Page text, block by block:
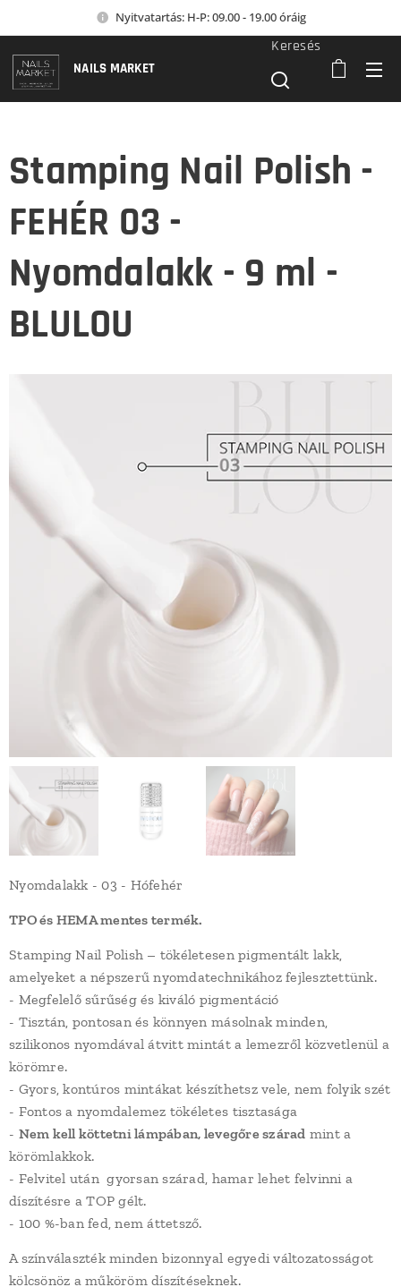
Nyitvatartás: H-P: 09.00 - 19.00 óráig
NAILS MARKET
Keresés
Stamping Nail Polish -
FEHÉR 03 -
Nyomdalakk - 9 ml -
BLULOU
Nyomdalakk - 03 - Hófehér
TPO és HEMA mentes termék.
Stamping Nail Polish – tökéletesen pigmentált lakk,
amelyeket a népszerű nyomdatechnikához fejlesztettünk.
- Megfelelő sűrűség és kiváló pigmentáció
- Tisztán, pontosan és könnyen másolnak minden,
szilikonos nyomdával átvitt mintát a lemezről közvetlenül a
körömre.
- Gyors, kontúros mintákat készíthetsz vele, nem folyik szét
- Fontos a nyomdalemez tökéletes tisztasága
- Nem kell köttetni lámpában, levegőre szárad mint a
körömlakkok.
- Felvitel után gyorsan szárad, hamar lehet felvinni a
díszítésre a TOP gélt.
- 100 %-ban fed, nem áttetsző.
A színválaszték minden bizonnyal egyedi változatosságot
kölcsönöz a műköröm díszítéseknek.